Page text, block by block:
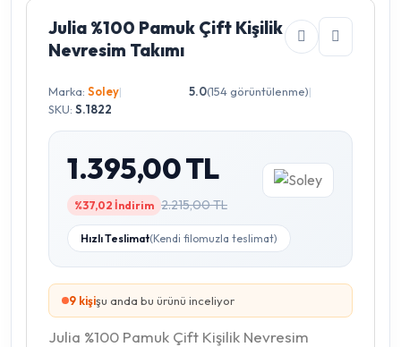
Julia %100 Pamuk Çift Kişilik
Nevresim Takımı
Marka: Soley| 5.0(154 görüntülenme)|
SKU: S.1822
1.395,00 TL
%37,02 İndirim 2.215,00 TL
Hızlı Teslimat(Kendi filomuzla teslimat)
10kişişu anda bu ürünü inceliyor
Julia %100 Pamuk Çift Kişilik Nevresim